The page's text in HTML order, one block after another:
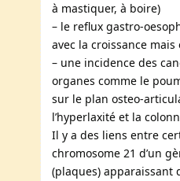
à mastiquer, à boire)
– le reflux gastro-
avec la croissance
– une incidence des
organes comme le
sur le plan osteo-
l’hyperlaxité et la
Il y a des liens entre
chromosome 21 d’un
(plaques) apparaissant